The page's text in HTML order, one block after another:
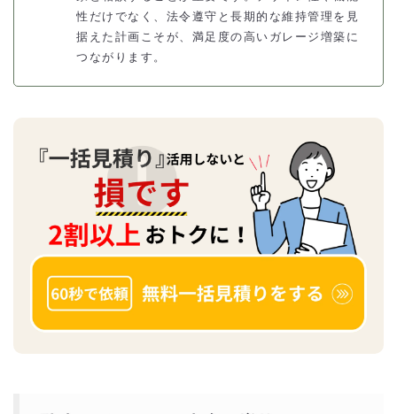
性だけでなく、法令遵守と長期的な維持管理を見
据えた計画こそが、満足度の高いガレージ増築に
つながります。